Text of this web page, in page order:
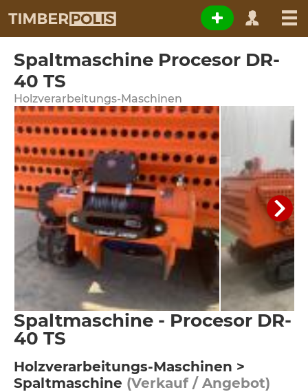
Spaltmaschine Procesor DR-
40 TS
Holzverarbeitungs-Maschinen
Spaltmaschine - Procesor DR-
40 TS
Holzverarbeitungs-Maschinen >
Spaltmaschine (Verkauf / Angebot)